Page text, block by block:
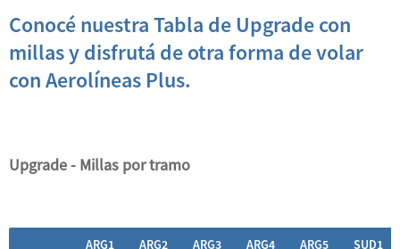
Conocé nuestra Tabla de Upgrade con
millas y disfrutá de otra forma de volar
con Aerolíneas Plus.
Upgrade - Millas por tramo
ARG1 ARG2 ARG3 ARG4 ARG5 SUD1